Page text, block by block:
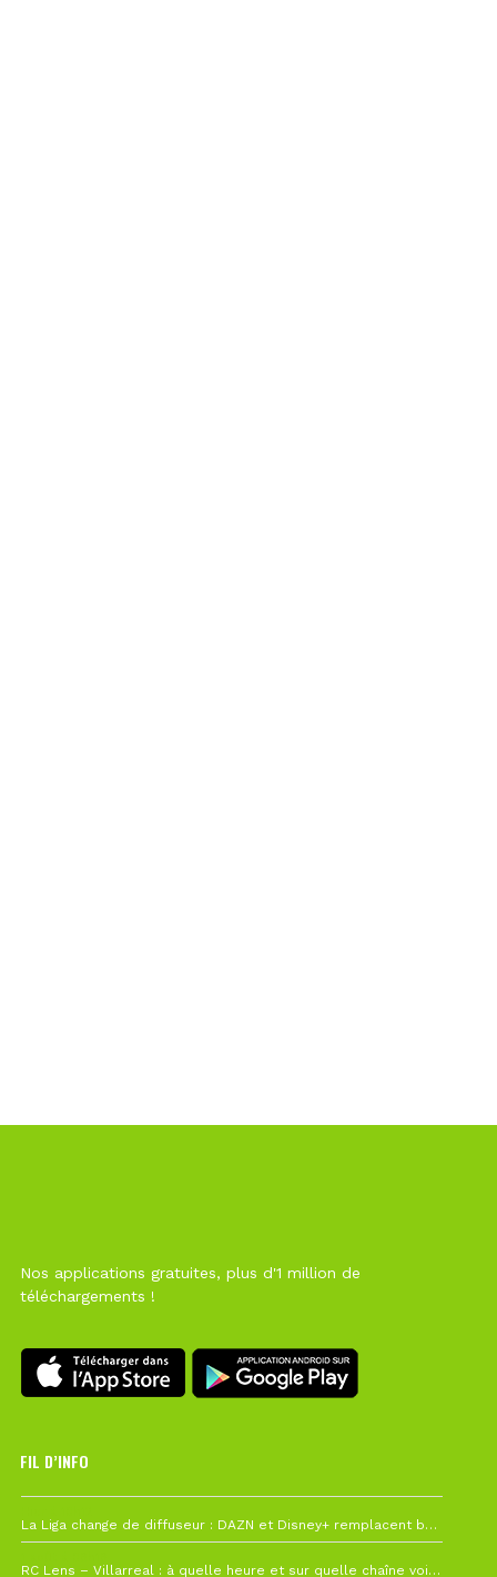
Nos applications gratuites, plus d'1 million de
téléchargements !
FIL D’INFO
La Liga change de diffuseur : DAZN et Disney+ remplacent beIN Sports !
RC Lens – Villarreal : à quelle heure et sur quelle chaîne voir la finale de la Como Cup ?